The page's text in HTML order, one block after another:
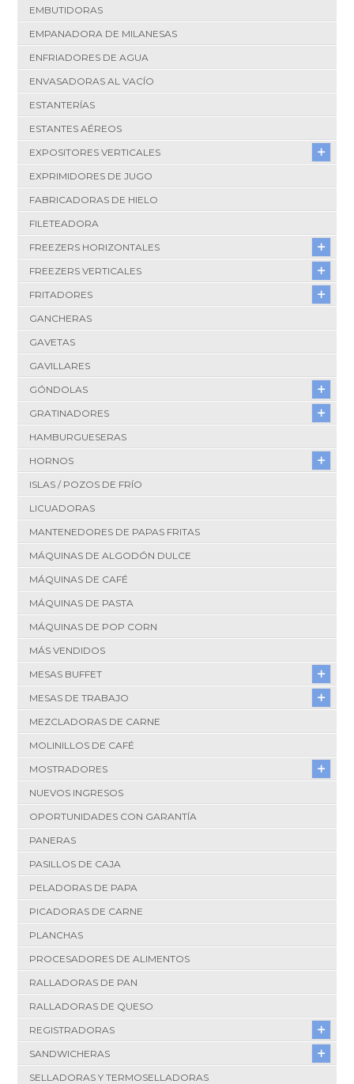
EMBUTIDORAS
EMPANADORA DE MILANESAS
ENFRIADORES DE AGUA
ENVASADORAS AL VACÍO
ESTANTERÍAS
ESTANTES AÉREOS
EXPOSITORES VERTICALES
EXPRIMIDORES DE JUGO
FABRICADORAS DE HIELO
FILETEADORA
FREEZERS HORIZONTALES
FREEZERS VERTICALES
FRITADORES
GANCHERAS
GAVETAS
GAVILLARES
GÓNDOLAS
GRATINADORES
HAMBURGUESERAS
HORNOS
ISLAS / POZOS DE FRÍO
LICUADORAS
MANTENEDORES DE PAPAS FRITAS
MÁQUINAS DE ALGODÓN DULCE
MÁQUINAS DE CAFÉ
MÁQUINAS DE PASTA
MÁQUINAS DE POP CORN
MÁS VENDIDOS
MESAS BUFFET
MESAS DE TRABAJO
MEZCLADORAS DE CARNE
MOLINILLOS DE CAFÉ
MOSTRADORES
NUEVOS INGRESOS
OPORTUNIDADES CON GARANTÍA
PANERAS
PASILLOS DE CAJA
PELADORAS DE PAPA
PICADORAS DE CARNE
PLANCHAS
PROCESADORES DE ALIMENTOS
RALLADORAS DE PAN
RALLADORAS DE QUESO
REGISTRADORAS
SANDWICHERAS
SELLADORAS Y TERMOSELLADORAS